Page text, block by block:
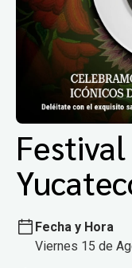
Festival
Fecha y Hora
Viernes 15 de